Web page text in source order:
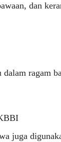
dan
ragam
juga